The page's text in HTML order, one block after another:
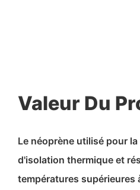
Valeur Du
Le néoprène utilisé pour
d'isolation thermique et
températures supérieures